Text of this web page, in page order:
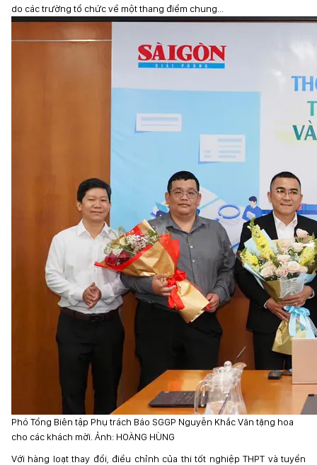
do các trường tổ chức về một thang điểm chung...
Phó Tổng Biên tập Phụ trách Báo SGGP Nguyễn Khắc Văn tặng hoa
cho các khách mời. Ảnh: HOÀNG HÙNG
Với hàng loạt thay đổi, điều chỉnh của thi tốt nghiệp THPT và tuyển